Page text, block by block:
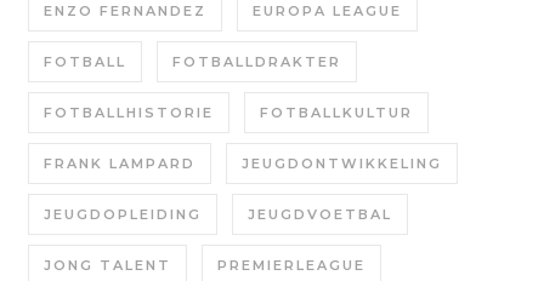
ENZO FERNANDEZ EUROPA LEAGUE
FOTBALL FOTBALLDRAKTER
FOTBALLHISTORIE FOTBALLKULTUR
FRANK LAMPARD JEUGDONTWIKKELING
JEUGDOPLEIDING JEUGDVOETBAL
JONG TALENT PREMIERLEAGUE